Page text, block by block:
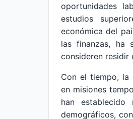
oportunidades
estudios
económica del
las finanzas, ha
consideren residir
Con el tiempo, la
en misiones
han establecido
demográficos,